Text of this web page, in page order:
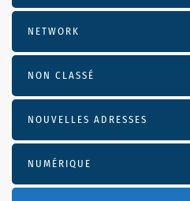
NETWORK
NON CLASSÉ
NOUVELLES ADRESSES
NUMÉRIQUE